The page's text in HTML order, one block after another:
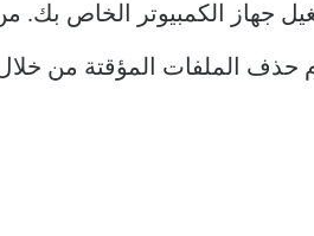
الكمبيوتر الخاص بك.
الملفات المؤقتة من خلال